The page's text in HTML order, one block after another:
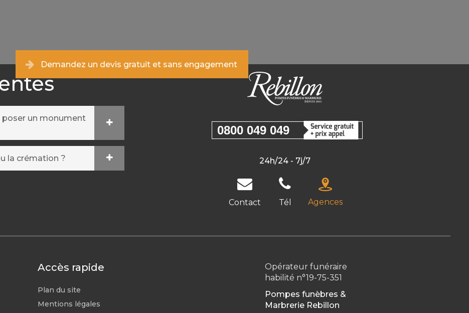
Demandez un devis gratuit et sans engagement
un monument
la crémation ?
0800 049 049
24h/24 - 7j/7
Contact Tél Agences
Accès rapide
Plan du site
Mentions légales
Opérateur funéraire
habilité n°19-75-351
Pompes funèbres &
Marbrerie Rebillon